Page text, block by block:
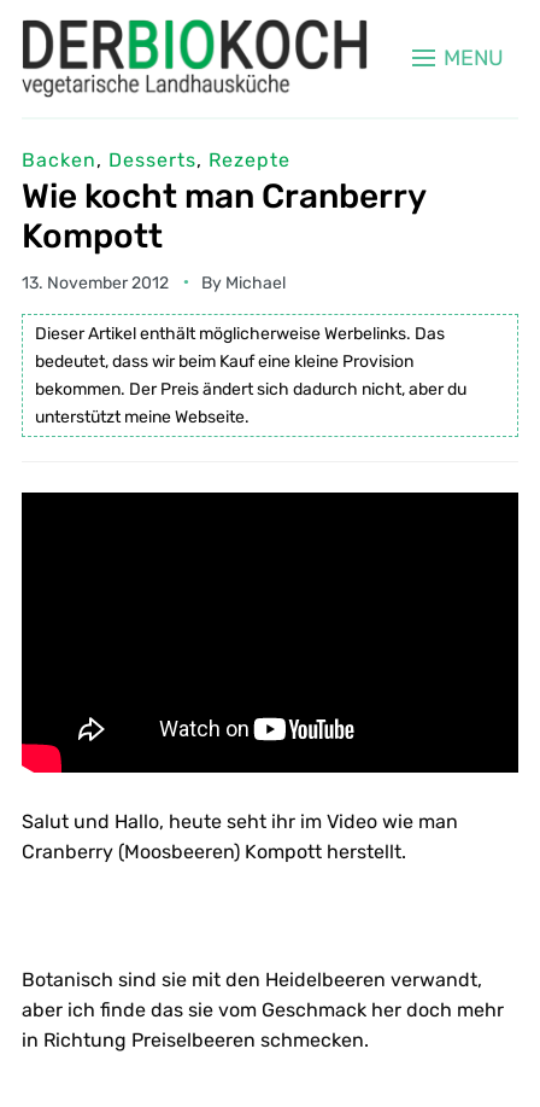
MENU
Backen, Desserts, Rezepte
Wie kocht man Cranberry
Kompott
13. November 2012 By Michael
Dieser Artikel enthält möglicherweise Werbelinks. Das
bedeutet, dass wir beim Kauf eine kleine Provision
bekommen. Der Preis ändert sich dadurch nicht, aber du
unterstützt meine Webseite.
Salut und Hallo, heute seht ihr im Video wie man
Cranberry (Moosbeeren) Kompott herstellt.
Botanisch sind sie mit den Heidelbeeren verwandt,
aber ich finde das sie vom Geschmack her doch mehr
in Richtung Preiselbeeren schmecken.